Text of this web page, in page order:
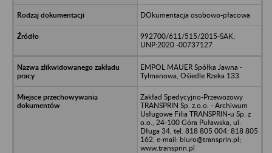
DOkumentacja osobowo-płacowa
992700/611/515/2015-SAK;
UNP:2020 -00737127
EMPOL MAUER Spółka Jawna -
Tylmanowa, Ośiedle Rzeka 133
Zakład Spedycyjno-Przewozowy
TRANSPRIN Sp. z.o.o. - Archiwum
Usługowe Filia TRANSPRIN-u Sp. z
o.o., 24-100 Góra Puławska, ul.
Długa 34, tel. 818 805 004; 818 805
162, e-mail: biuro@transprin.pl;
www.transprin.pl